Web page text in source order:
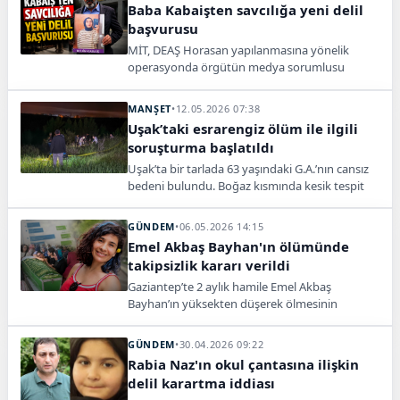
Baba Kabaişten savcılığa yeni delil
başvurusu
MİT, DEAŞ Horasan yapılanmasına yönelik
operasyonda örgütün medya sorumlusu
MANŞET•12.05.2026 07:38
Uşak’taki esrarengiz ölüm ile ilgili
soruşturma başlatıldı
Uşak’ta bir tarlada 63 yaşındaki G.A.’nın cansız
bedeni bulundu. Boğaz kısmında kesik tespit
GÜNDEM•06.05.2026 14:15
Emel Akbaş Bayhan'ın ölümünde
takipsizlik kararı verildi
Gaziantep’te 2 aylık hamile Emel Akbaş
Bayhan’ın yüksekten düşerek ölmesinin
hukuk mücadelesine taşıdı.
GÜNDEM•30.04.2026 09:22
Rabia Naz'ın okul çantasına ilişkin
delil karartma iddiası